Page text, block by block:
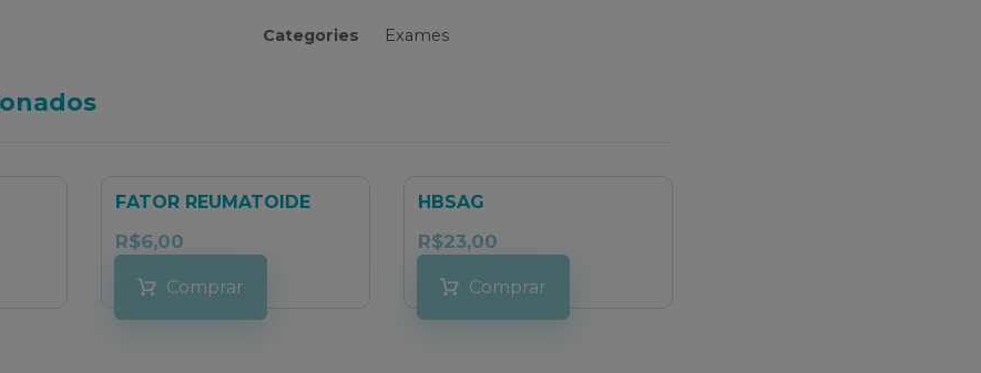
Categories Exames
FATOR REUMATOIDE
R$6,00
Comprar
HBSAG
R$23,00
Comprar